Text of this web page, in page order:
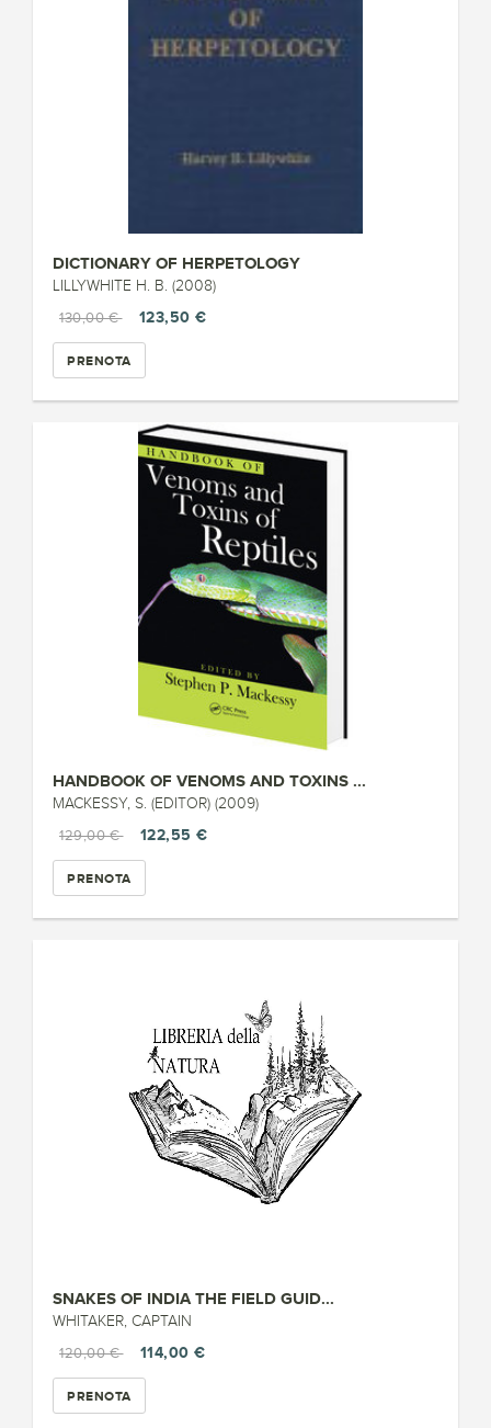
DICTIONARY OF HERPETOLOGY
LILLYWHITE H. B. (2008)
130,00 €
123,50 €
PRENOTA
HANDBOOK OF VENOMS AND TOXINS ...
MACKESSY, S. (EDITOR) (2009)
129,00 €
122,55 €
PRENOTA
SNAKES OF INDIA THE FIELD GUID...
WHITAKER, CAPTAIN
120,00 €
114,00 €
PRENOTA